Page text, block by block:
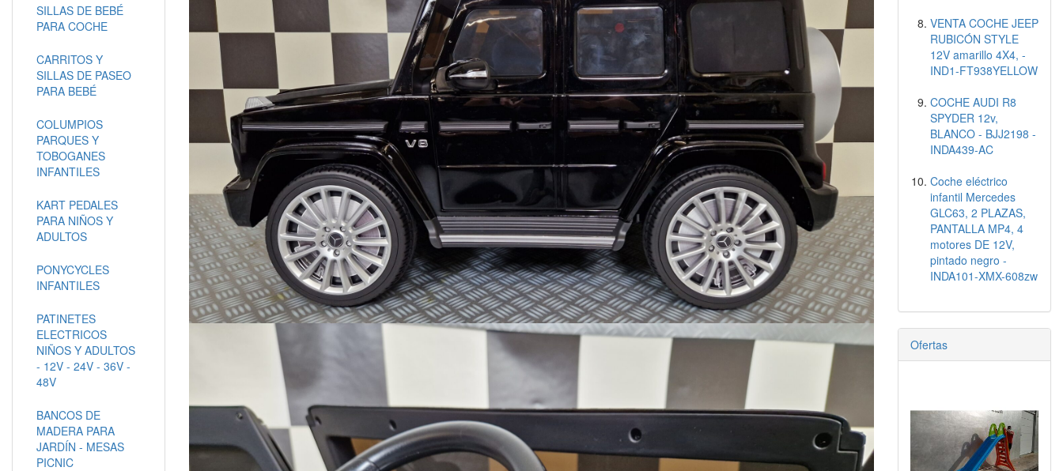
SILLAS DE BEBÉ
PARA COCHE
CARRITOS Y
SILLAS DE PASEO
PARA BEBÉ
COLUMPIOS
PARQUES Y
TOBOGANES
INFANTILES
KART PEDALES
PARA NIÑOS Y
ADULTOS
PONYCYCLES
INFANTILES
PATINETES
ELECTRICOS
NIÑOS Y ADULTOS
- 12V - 24V - 36V -
48V
BANCOS DE
MADERA PARA
JARDÍN - MESAS
PICNIC
VENTA COCHE JEEP
RUBICÓN STYLE
12V amarillo 4X4, -
IND1-FT938YELLOW
COCHE AUDI R8
SPYDER 12v,
BLANCO - BJJ2198 -
INDA439-AC
Coche eléctrico
infantil Mercedes
GLC63, 2 PLAZAS,
PANTALLA MP4, 4
motores DE 12V,
pintado negro -
INDA101-XMX-608zw
Ofertas